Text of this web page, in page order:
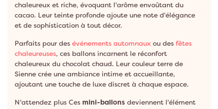
chaleureux et riche, évoquant l'arôme envoûtant du
cacao. Leur teinte profonde ajoute une note d'élégance
et de sophistication à tout décor.
Parfaits pour des événements automnaux ou des fêtes
chaleureuses, ces ballons incarnent le réconfort
chaleureux du chocolat chaud. Leur couleur terre de
Sienne crée une ambiance intime et accueillante,
ajoutant une touche de luxe discret à chaque espace.
N'attendez plus Ces mini-ballons deviennent l'élément